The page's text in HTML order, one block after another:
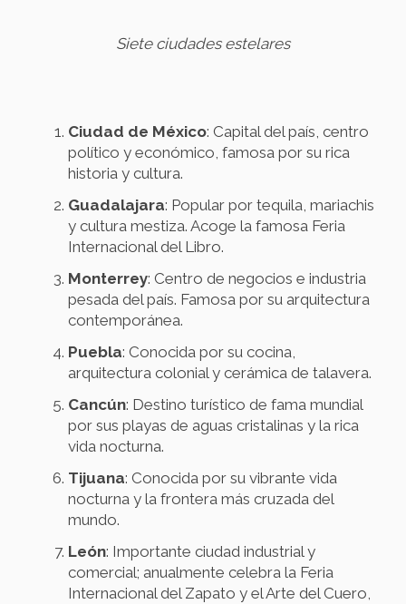
Siete ciudades estelares
Ciudad de México: Capital del país, centro
político y económico, famosa por su rica
historia y cultura.
Guadalajara: Popular por tequila, mariachis
y cultura mestiza. Acoge la famosa Feria
Internacional del Libro.
Monterrey: Centro de negocios e industria
pesada del país. Famosa por su arquitectura
contemporánea.
Puebla: Conocida por su cocina,
arquitectura colonial y cerámica de talavera.
Cancún: Destino turístico de fama mundial
por sus playas de aguas cristalinas y la rica
vida nocturna.
Tijuana: Conocida por su vibrante vida
nocturna y la frontera más cruzada del
mundo.
León: Importante ciudad industrial y
comercial; anualmente celebra la Feria
Internacional del Zapato y el Arte del Cuero,